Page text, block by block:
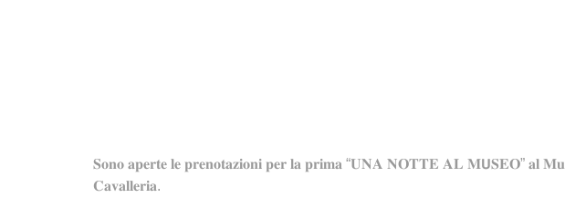
𝐒𝐨𝐧𝐨 𝐚𝐩𝐞𝐫𝐭𝐞 𝐥𝐞 𝐩𝐫𝐞𝐧𝐨𝐭𝐚𝐳𝐢𝐨𝐧𝐢 𝐩𝐞𝐫 𝐥𝐚 𝐩𝐫𝐢𝐦𝐚 “𝐔𝐍𝐀 𝐍𝐎𝐓𝐓𝐄 𝐀𝐋 𝐌𝗨𝐒𝐄𝐎” 𝐚𝐥
𝐂𝐚𝐯𝐚𝐥𝐥𝐞𝐫𝐢𝐚.